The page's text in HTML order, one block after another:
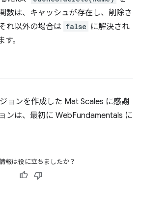
数は、キャッシュが存在し、削除さ
れ以外の場合は false に解決され
。
ョンを作成した Mat Scales に感謝
ンは、最初に WebFundamentals に
報は役に立ちましたか？